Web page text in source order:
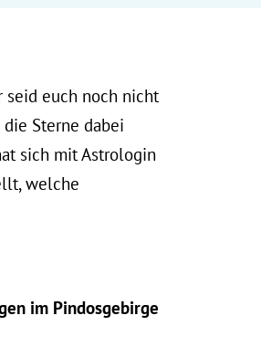
seid euch noch nicht
Sterne dabei
sich mit Astrologin
welche
im Pindosgebirge